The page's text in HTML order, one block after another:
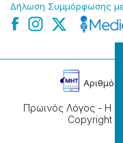
Δήλωση Συμμόρφωσης
Πρωινός Λόγος - Η
Copyright
Αρɩθμός